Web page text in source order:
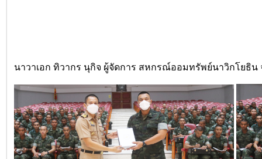
นาวาเอก ทิวากร นุกิจ ผู้จัดการ สหกรณ์ออมทรัพย์นาวิกโยธิ